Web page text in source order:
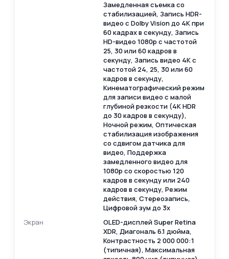
Замедленная съемка со
стабилизацией, Запись HDR-
видео с Dolby Vision до 4K при
60 кадрах в секунду, Запись
HD-видео 1080p с частотой
25, 30 или 60 кадров в
секунду, Запись видео 4K с
частотой 24, 25, 30 или 60
кадров в секунду,
Кинематографический режим
для записи видео с малой
глубиной резкости (4K HDR
до 30 кадров в секунду),
Ночной режим, Оптическая
стабилизация изображения
со сдвигом датчика для
видео, Поддержка
замедленного видео для
1080p со скоростью 120
кадров в секунду или 240
кадров в секунду, Режим
действия, Стереозапись,
Цифровой зум до 3x
Экран
OLED-дисплей Super Retina
XDR, Диагональ 6.1 дюйма,
Контрастность 2 000 000:1
(типичная), Максимальная